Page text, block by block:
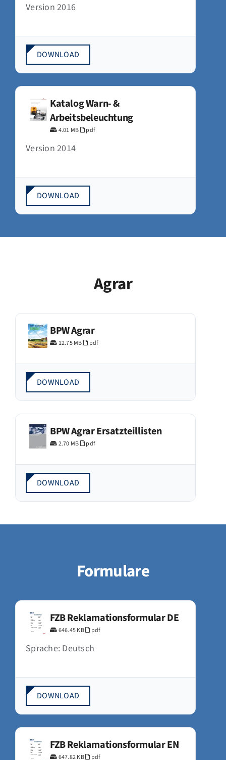
Version 2016
DOWNLOAD
Katalog Warn- &
Arbeitsbeleuchtung
4.01 MB pdf
Version 2014
DOWNLOAD
Agrar
BPW Agrar
12.75 MB pdf
DOWNLOAD
BPW Agrar Ersatzteillisten
2.70 MB pdf
DOWNLOAD
Formulare
FZB Reklamationsformular DE
646.45 KB pdf
Sprache: Deutsch
DOWNLOAD
FZB Reklamationsformular EN
647.82 KB pdf